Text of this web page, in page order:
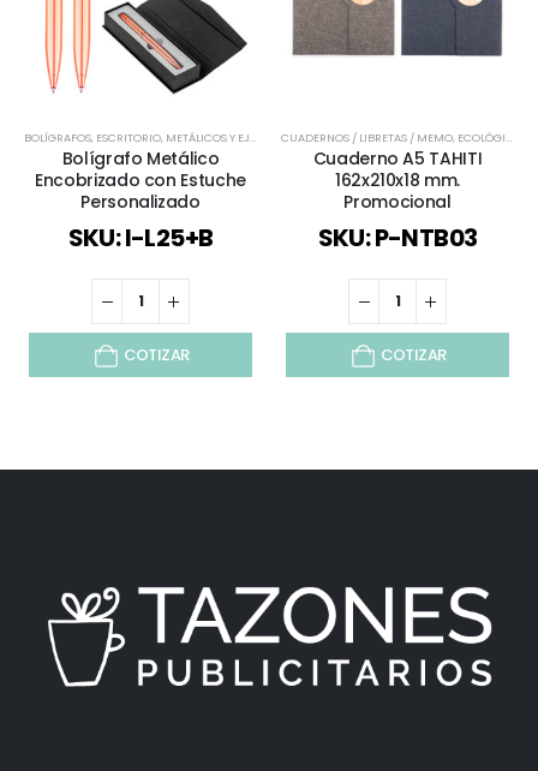
BOLÍGRAFOS, ESCRITORIO, METÁLICOS Y EJECUTIVOS ,TODOS
Bolígrafo Metálico
Encobrizado con Estuche
Personalizado
SKU: I-L25+B
COTIZAR
CUADERNOS / LIBRETAS / MEMO, ECOLÓGICOS Y SUSTENTABLES
Cuaderno A5 TAHITI
162x210x18 mm.
Promocional
SKU: P-NTB03
COTIZAR